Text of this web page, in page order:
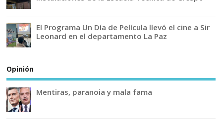
El Programa Un Día de Película llevó el cine a Sir
Leonard en el departamento La Paz
Opinión
Mentiras, paranoia y mala fama